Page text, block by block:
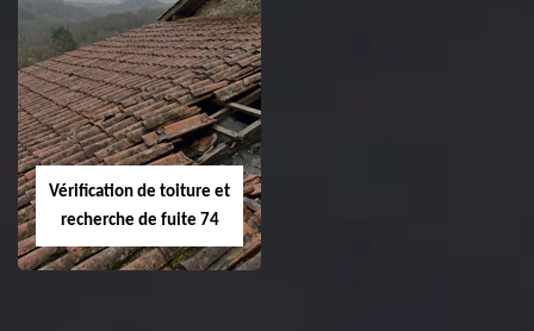
Vérification de toiture et
recherche de fuite 74